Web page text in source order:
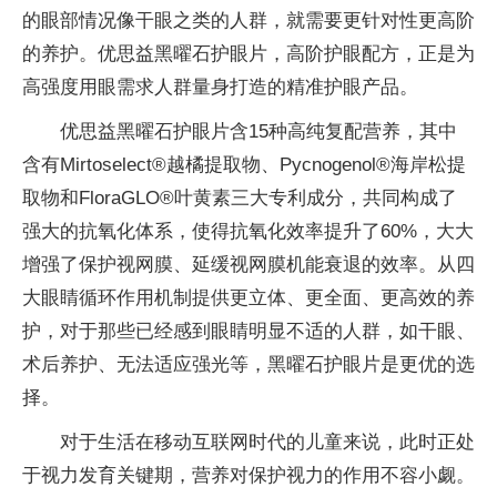
的眼部情况像干眼之类的人群，就需要更针对性更高阶
的养护。优思益黑曜石护眼片，高阶护眼配方，正是为
高强度用眼需求人群量身打造的精准护眼产品。
优思益黑曜石护眼片含15种高纯复配营养，其中
含有Mirtoselect®越橘提取物、Pycnogenol®海岸松提
取物和FloraGLO®叶黄素三大专利成分，共同构成了
强大的抗氧化体系，使得抗氧化效率提升了60%， 大大
增强了保护视网膜、延缓视网膜机能衰退的效率。从四
大眼睛循环作用机制提供更立体、更全面、更高效的养
护，对于那些已经感到眼睛明显不适的人群，如干眼、
术后养护、无法适应强光等，黑曜石护眼片是更优的选
择。
对于生活在移动互联网时代的儿童来说，此时正处
于视力发育关键期，营养对保护视力的作用不容小觑。